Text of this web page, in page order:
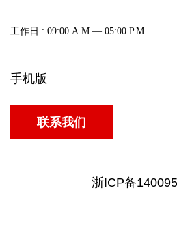
工作日 : 09:00 A.M.— 05:00 P.M.
手机版
联系我们
浙ICP备